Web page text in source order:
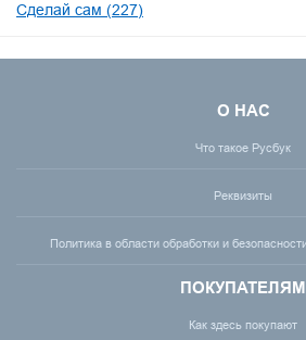
Сделай сам (227)
О НАС
Что такое Русбук
Реквизиты
Политика в области обработки и
ПОКУПАТЕЛЯМ
Как здесь покупают